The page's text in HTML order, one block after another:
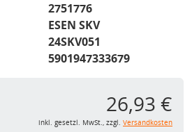
2751776
ESEN SKV
24SKV051
5901947333679
26,93 €
inkl. gesetzl. MwSt., zzgl. Versandkosten